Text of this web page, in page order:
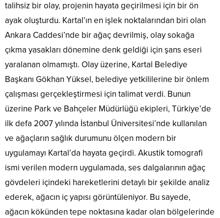
talihsiz bir olay, projenin hayata geçirilmesi için bir ön
ayak oluşturdu. Kartal’ın en işlek noktalarından biri olan
Ankara Caddesi’nde bir ağaç devrilmiş, olay sokağa
çıkma yasakları dönemine denk geldiği için şans eseri
yaralanan olmamıştı. Olay üzerine, Kartal Belediye
Başkanı Gökhan Yüksel, belediye yetkililerine bir önlem
çalışması gerçekleştirmesi için talimat verdi. Bunun
üzerine Park ve Bahçeler Müdürlüğü ekipleri, Türkiye’de
ilk defa 2007 yılında İstanbul Üniversitesi’nde kullanılan
ve ağaçların sağlık durumunu ölçen modern bir
uygulamayı Kartal’da hayata geçirdi. Akustik tomografi
ismi verilen modern uygulamada, ses dalgalarının ağaç
gövdeleri içindeki hareketlerini detaylı bir şekilde analiz
ederek, ağacın iç yapısı görüntüleniyor. Bu sayede,
ağacın kökünden tepe noktasına kadar olan bölgelerinde